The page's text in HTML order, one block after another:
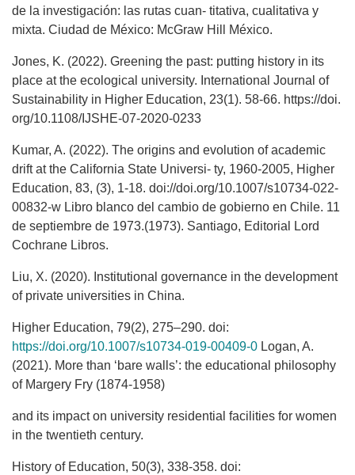
de la investigación: las rutas cuan- titativa, cualitativa y
mixta. Ciudad de México: McGraw Hill México.
Jones, K. (2022). Greening the past: putting history in its
place at the ecological university. International Journal of
Sustainability in Higher Education, 23(1). 58-66. https://doi.
org/10.1108/IJSHE-07-2020-0233
Kumar, A. (2022). The origins and evolution of academic
drift at the California State Universi- ty, 1960-2005, Higher
Education, 83, (3), 1-18. doi://doi.org/10.1007/s10734-022-
00832-w Libro blanco del cambio de gobierno en Chile. 11
de septiembre de 1973.(1973). Santiago, Editorial Lord
Cochrane Libros.
Liu, X. (2020). Institutional governance in the development
of private universities in China.
Higher Education, 79(2), 275–290. doi:
https://doi.org/10.1007/s10734-019-00409-0 Logan, A.
(2021). More than ‘bare walls’: the educational philosophy
of Margery Fry (1874-1958)
and its impact on university residential facilities for women
in the twentieth century.
History of Education, 50(3), 338-358. doi: